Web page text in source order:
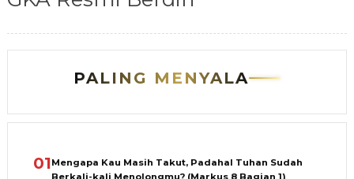
PALING MENYALA
01Mengapa Kau Masih Takut, Padahal Tuhan Sudah